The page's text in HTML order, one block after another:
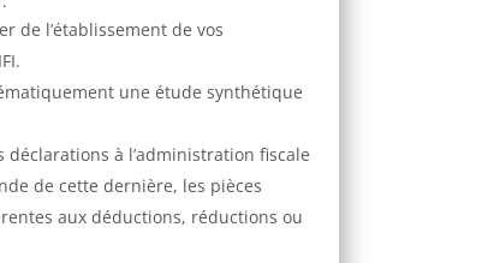
de l’établissement de vos
une étude synthétique
à l’administration fiscale
de cette dernière, les pièces
aux déductions, réductions ou